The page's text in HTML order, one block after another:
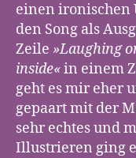
einen ironischen
den Song als
Zeile »Laughing
inside«in einem
geht es mir eher
gepaart mit der
sehr echtes und
Illustrieren ging